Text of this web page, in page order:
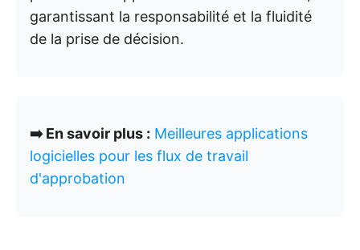
garantissant la responsabilité et la fluidité
de la prise de décision.
➡️ En savoir plus : Meilleures applications
logicielles pour les flux de travail
d'approbation